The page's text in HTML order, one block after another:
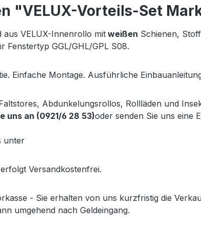
"VELUX-Vorteils-Set
aus VELUX-Innenrollo mit weißen Schienen,
Fenstertyp GGL/GHL/GPL S08.
Einfache Montage. Ausführliche
Abdunkelungsrollos, Rollläden und
uns an (0921/6 28 53)oder senden Sie uns eine
unter
Versandkostenfrei.
- Sie erhalten von uns kurzfristig die
umgehend nach Geldeingang.